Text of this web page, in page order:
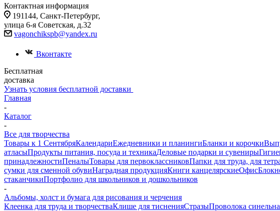
Контактная информация
191144, Санкт-Петербург,
улица 6-я Советская, д.32
vagonchikspb@yandex.ru
Вконтакте
Бесплатная
доставка
Узнать условия бесплатной доставки
Главная
-
Каталог
-
Все для творчества
Товары к 1 СентябряКалендариЕжедневники и планингиБланки и корочки
атласыПродукты питания, посуда и техникаДеловые подарки и сувениры
принадлежностиПеналыТовары для первоклассниковПапки для труда, для
сумки для сменной обувиНаградная продукцияКниги канцелярскиеОфис
стаканчикиПортфолио для школьников и дошкольников
-
Альбомы, холст и бумага для рисования и черчения
Клеенка для труда и творчестваКлише для тисненияСтразыПроволока